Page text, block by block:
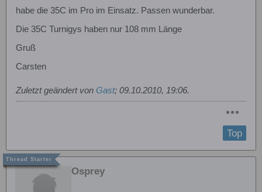
habe die 35C im Pro im Einsatz. Passen wunderbar.
Die 35C Turnigys haben nur 108 mm Länge
Gruß
Carsten
Zuletzt geändert von Gast; 09.10.2010, 19:06.
Top
Osprey